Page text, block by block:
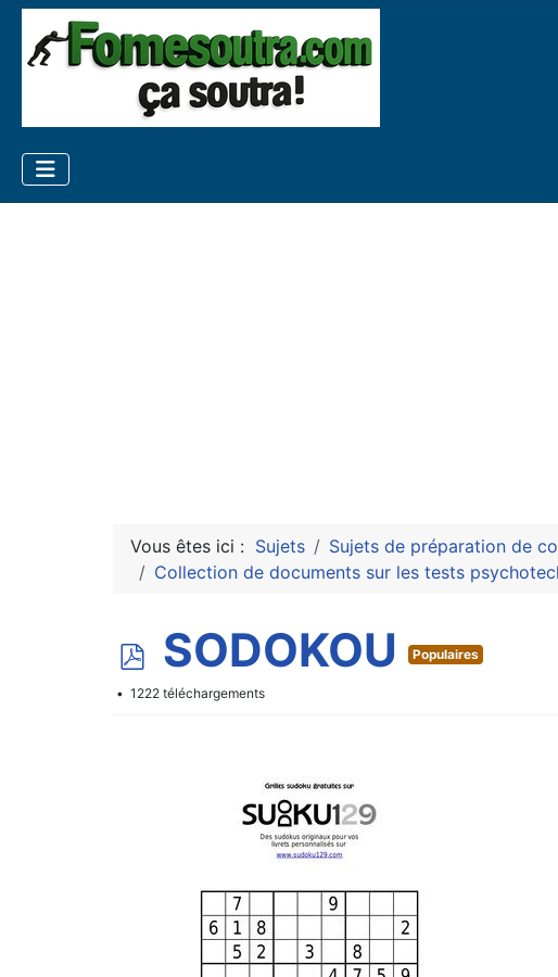
Vous êtes ici : Sujets
Sujets de préparation de
Collection de documents sur les tests
p
d
SODOKOU Populaires
1222 téléchargements